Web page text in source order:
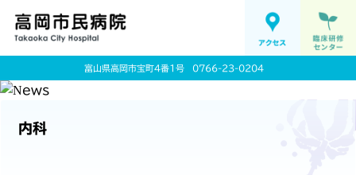
富山県高岡市宝町4番1号 0766-23-0204
内科